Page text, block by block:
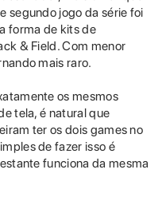
segundo jogo da série foi
forma de kits de
& Field. Com menor
mais raro.
os mesmos
tela, é natural que
ter os dois games no
de fazer isso é
funciona da mesma